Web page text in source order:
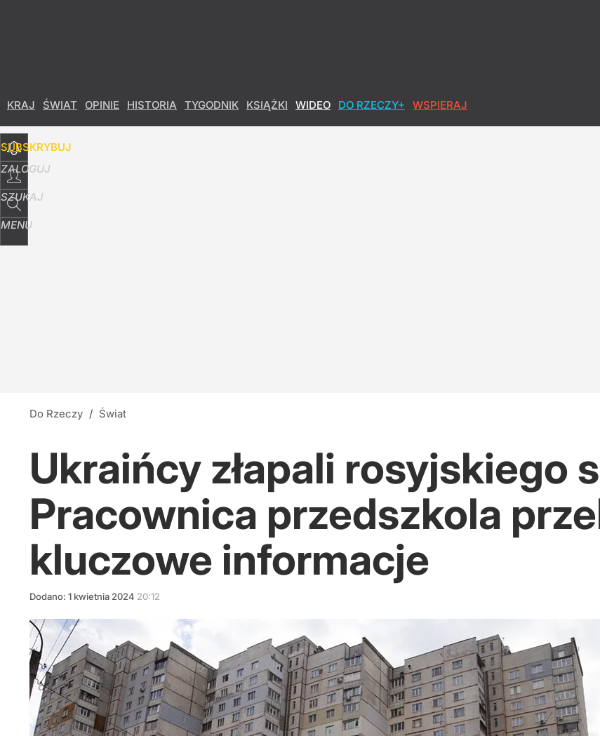
KRAJ ŚWIAT OPINIE HISTORIA TYGODNIK KSIĄŻKI WIDEO DO RZECZY+ WSPIERAJ
SUBSKRYBUJ
ZALOGUJ
SZUKAJ
MENU
Do Rzeczy / Świat
Ukraińcy złapali rosyjskiego
Pracownica przedszkola
kluczowe informacje
Dodano: 1 kwietnia 2024 20:12